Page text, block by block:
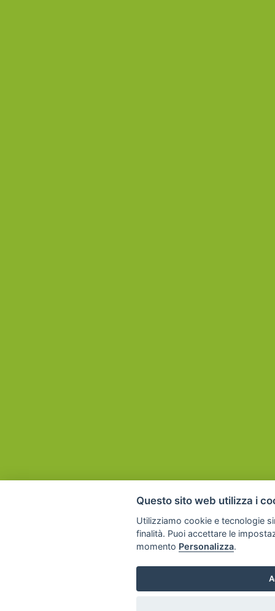
Questo sito web utilizza i
Utilizziamo cookie e tecnologie
finalità. Puoi accettare le
momento Personalizza.